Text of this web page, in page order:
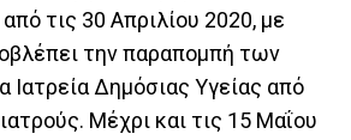
τις 30 Απριλίου 2020, με
την παραπομπή των
Δημόσιας Υγείας από
Μέχρι και τις 15 Μαΐου